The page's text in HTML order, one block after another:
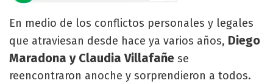
En medio de los conflictos personales y legales
que atraviesan desde hace ya varios años, Diego
Maradona y Claudia Villafañe se
reencontraron anoche y sorprendieron a todos.